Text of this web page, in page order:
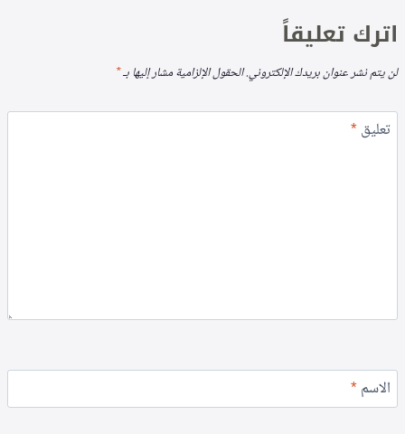
اترك تعليقاً
لن يتم نشر عنوان بريدك الإلكتروني.الحقول الإلزامية مشار إليها بـ*
تعليق*
الاسم*